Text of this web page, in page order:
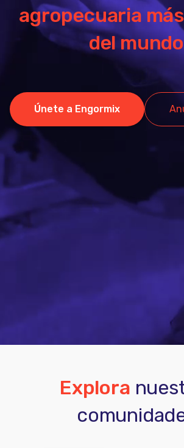
agropecuaria
del mundo
Únete a Engormix
Explora